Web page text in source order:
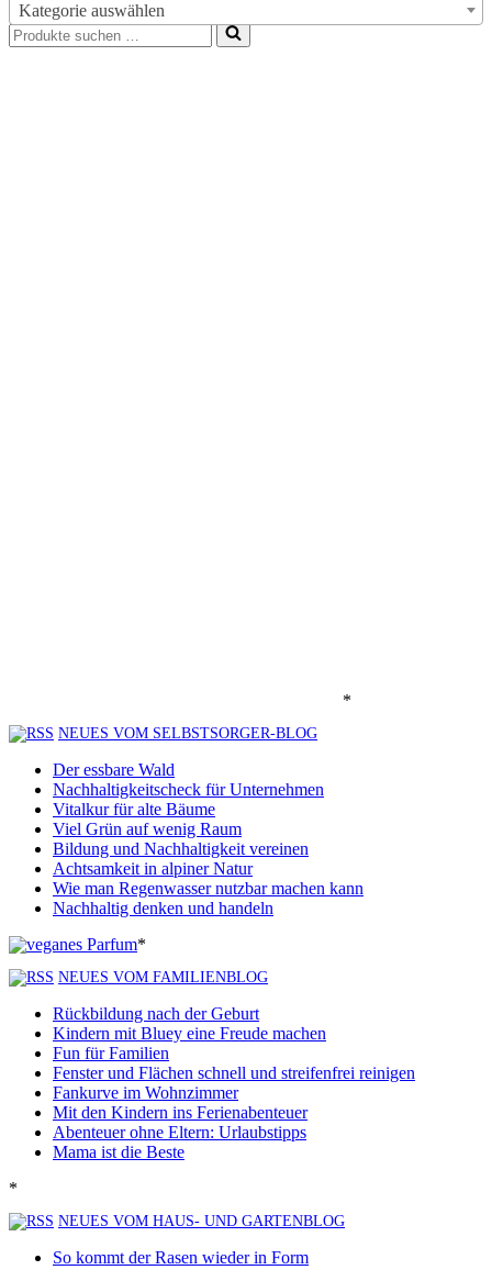
Kategorie auswählen
Suchen
nach …
*
NEUES VOM SELBSTSORGER-BLOG
Der essbare Wald
Nachhaltigkeitscheck für Unternehmen
Vitalkur für alte Bäume
Viel Grün auf wenig Raum
Bildung und Nachhaltigkeit vereinen
Achtsamkeit in alpiner Natur
Wie man Regenwasser nutzbar machen kann
Nachhaltig denken und handeln
*
NEUES VOM FAMILIENBLOG
Rückbildung nach der Geburt
Kindern mit Bluey eine Freude machen
Fun für Familien
Fenster und Flächen schnell und streifenfrei reinigen
Fankurve im Wohnzimmer
Mit den Kindern ins Ferienabenteuer
Abenteuer ohne Eltern: Urlaubstipps
Mama ist die Beste
*
NEUES VOM HAUS- UND GARTENBLOG
So kommt der Rasen wieder in Form